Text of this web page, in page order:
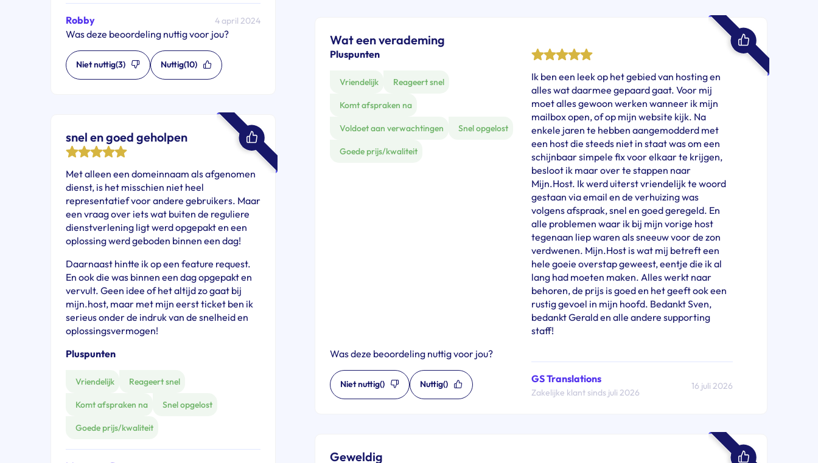
Robby 4 april 2024
Was deze beoordeling nuttig voor jou?
Niet nuttig(3) Nuttig(10)
snel en goed geholpen
Met alleen een domeinnaam als afgenomen
dienst, is het misschien niet heel
representatief voor andere gebruikers. Maar
een vraag over iets wat buiten de reguliere
dienstverlening ligt werd opgepakt en een
oplossing werd geboden binnen een dag!
Daarnaast hintte ik op een feature request.
En ook die was binnen een dag opgepakt en
vervult. Geen idee of het altijd zo gaat bij
mijn.host, maar met mijn eerst ticket ben ik
serieus onder de indruk van de snelheid en
oplossingsvermogen!
Pluspunten
Vriendelijk Reageert snel
Komt afspraken na Snel opgelost
Goede prijs/kwaliteit
Wat een verademing
Ik ben een leek op het gebied van hosting en
alles wat daarmee gepaard gaat. Voor mij
moet alles gewoon werken wanneer ik mijn
mailbox open, of op mijn website kijk. Na
enkele jaren te hebben aangemodderd met
een host die steeds niet in staat was om een
schijnbaar simpele fix voor elkaar te krijgen,
besloot ik maar over te stappen naar
Mijn.Host. Ik werd uiterst vriendelijk te woord
gestaan via email en de verhuizing was
volgens afspraak, snel en goed geregeld. En
alle problemen waar ik bij mijn vorige host
tegenaan liep waren als sneeuw voor de zon
verdwenen. Mijn.Host is wat mij betreft een
hele goeie overstap geweest, eentje die ik al
lang had moeten maken. Alles werkt naar
behoren, de prijs is goed en het geeft ook een
rustig gevoel in mijn hoofd. Bedankt Sven,
bedankt Gerald en alle andere supporting
staff!
Pluspunten
Vriendelijk Reageert snel
Komt afspraken na
Voldoet aan verwachtingen Snel opgelost
Goede prijs/kwaliteit
GS Translations
Zakelijke klant sinds juli 2026
16 juli 2026
Was deze beoordeling nuttig voor jou?
Niet nuttig() Nuttig()
Geweldig